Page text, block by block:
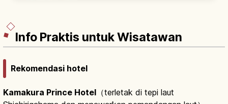
Info Praktis untuk Wisatawan
Rekomendasi hotel
Kamakura Prince Hotel （terletak di tepi laut